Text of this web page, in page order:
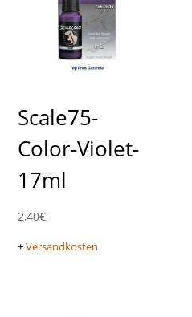
Scale75-
Color-Violet-
17ml
2,40€
+Versandkosten